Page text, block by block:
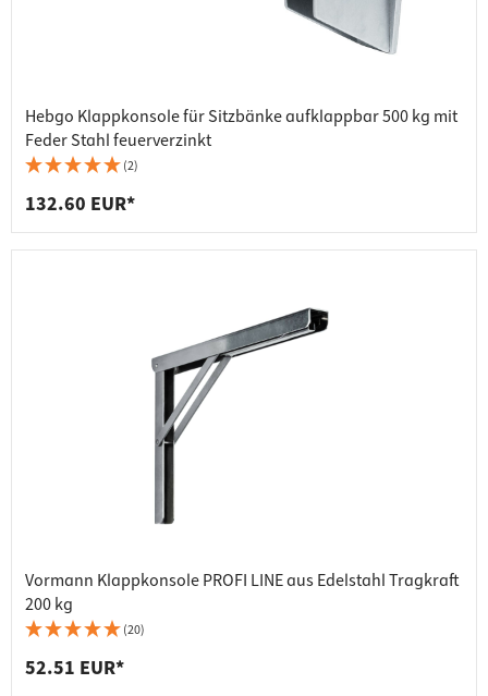
Hebgo Klappkonsole für Sitzbänke aufklappbar 500 kg mit
Feder Stahl feuerverzinkt
(2)
132.60 EUR*
Vormann Klappkonsole PROFI LINE aus Edelstahl Tragkraft
200 kg
(20)
52.51 EUR*